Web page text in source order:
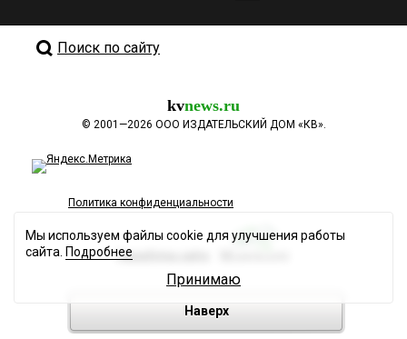
Поиск по сайту
kvnews.ru
© 2001—2026 ООО ИЗДАТЕЛЬСКИЙ ДОМ «КВ».
Политика конфиденциальности
Разработка сайта
Наверх
Мы используем файлы cookie для улучшения работы
сайта. Подробнее
Принимаю